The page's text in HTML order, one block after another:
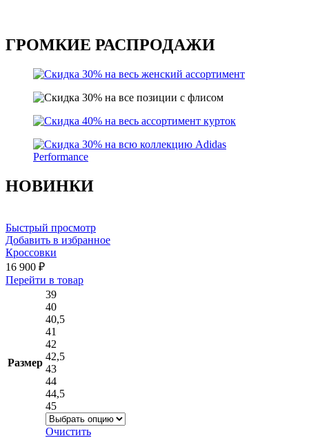
ГРОМКИЕ РАСПРОДАЖИ
НОВИНКИ
Быстрый просмотр
Добавить в избранное
Кроссовки
16 900 ₽
Перейти в товарЭтот
Размер
39
40
40,5
41
42
42,5
43
44
44,5
45
Очистить